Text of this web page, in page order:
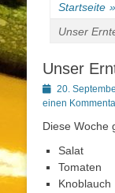
Startseite »
Unser
Unser
Posted
on
20.
einen
Diese Woche
Salat
Tomaten
Knoblauch